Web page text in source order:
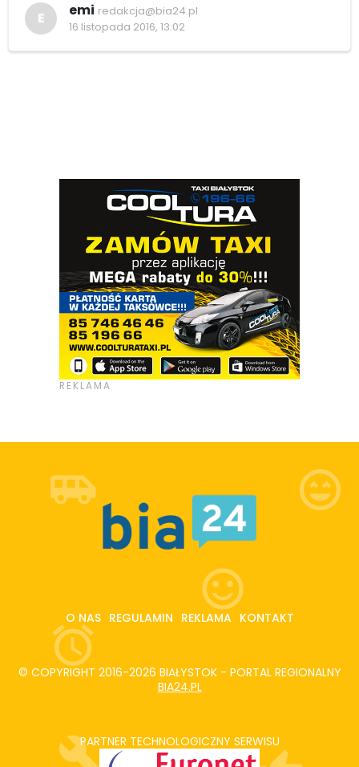
E emi redakcja@bia24.pl
16 listopada 2016, 13:02
O NAS REGULAMIN REKLAMA KONTAKT
© COPYRIGHT 2016-2026 BIAŁYSTOK - PORTAL REGIONALNY
BIA24.PL
PARTNER TECHNOLOGICZNY SERWISU